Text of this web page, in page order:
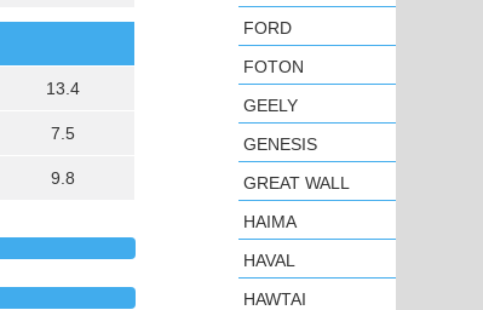
13.4
7.5
9.8
FORD
FOTON
GEELY
GENESIS
GREAT WALL
HAIMA
HAVAL
HAWTAI